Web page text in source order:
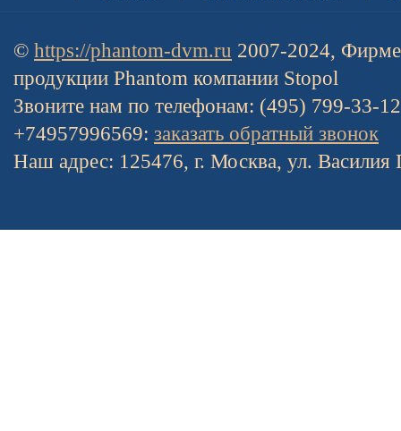
© https://phantom-dvm.ru 2007-2024,
продукции Phantom компании Stopol
Звоните нам по телефонам: (495) 799-33-
+74957996569: заказать обратный звонок
Наш адрес: 125476, г. Москва, ул. Василия